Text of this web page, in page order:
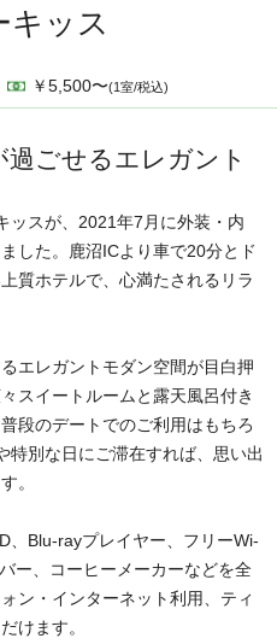
キッス
￥5,500〜(1室/税込)
ごせるエレガント
ッスが、2021年7月に外装・内
した。鹿沼ICより車で20分とド
質ホテルで、心満たされるリラ
エレガントモダン空間が目白押
スイートルームと露天風呂付き
段のデートでのご利用はもちろ
特別な日にご滞在すれば、思い出
。
、Blu-rayプレイヤー、フリーWi-
ー、コーヒーメーカーなどを全
ン・インターネット利用、ティ
けます。